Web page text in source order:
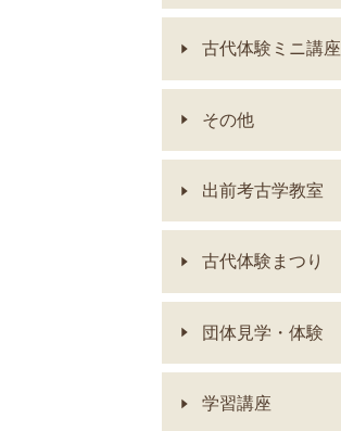
古代体験ミニ講座
その他
出前考古学教室
古代体験まつり
団体見学・体験
学習講座